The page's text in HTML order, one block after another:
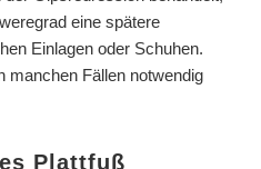
eine spätere
Einlagen oder Schuhen.
manchen Fällen notwendig
Plattfuß